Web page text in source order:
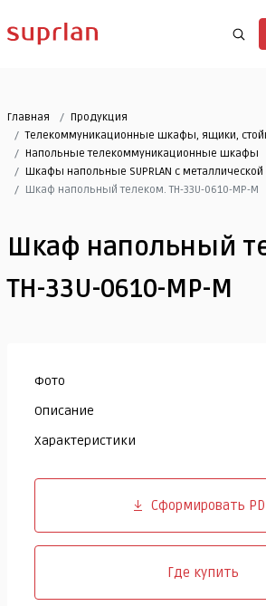
Главная
Продукция
Телекоммуникационные шкафы, ящики,
Напольные телекоммуникационные шкафы
Шкафы напольные SUPRLAN с
Шкаф напольный телеком. ТН-33U-0610-МР-М
Шкаф напольный
ТН-33U-0610-МР-М
Фото
Описание
Характеристики
Сформировать
Где купить